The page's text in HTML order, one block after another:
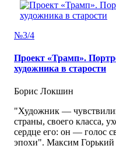
№3/4
Проект «Трамп».
художника в старости
Борис Локшин
"Художник —
страны, своего класса,
сердце его: он — голос
эпохи". Максим Горький